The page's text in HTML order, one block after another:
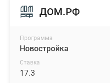
ДОМ.РФ
Программа
Новостройка
Ставка
17.3